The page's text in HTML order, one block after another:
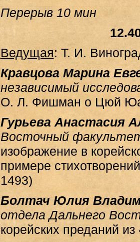
Перерыв 10 мин
Ведущая: Т. И.
Кравцова Марина
независимый
О. Л. Фишман о Цюй
Гурьева Анастасия
Восточный
изображение в
примере
1493)
Болтач Юлия
отдела Дальнего
корейских преданий